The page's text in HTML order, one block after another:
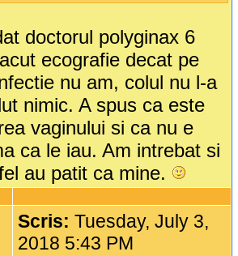
doctorul polyginax 6
ecografie decat pe
nu am, colul nu l-a
nimic. A spus ca este
vaginului si ca nu e
ca le iau. Am intrebat si
au patit ca mine.
Scris:Tuesday, July 3,
2018 5:43 PM